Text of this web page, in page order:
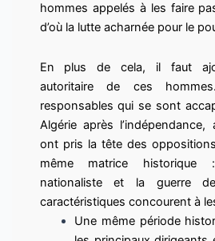
hommes appelés à les faire
d’où la lutte acharnée pour le
En plus de cela, il faut
autoritaire de ces
responsables qui se sont
Algérie après
ont pris la tête des
même matrice historique
nationaliste et la guerre
caractéristiques concourent à
Une même période